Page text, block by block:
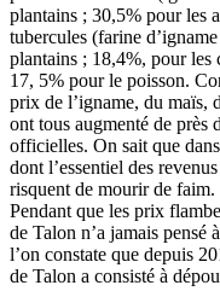
plantains ; 30,5% pour les
tubercules (farine
plantains ; 18,4%, pour les
17, 5% pour le poisson.
prix de l’igname, du maïs,
ont tous augmenté de près
officielles. On sait que
dont l’essentiel des
risquent de mourir de faim.
Pendant que les prix
de Talon n’a jamais pensé
l’on constate que depuis
de Talon a consisté à